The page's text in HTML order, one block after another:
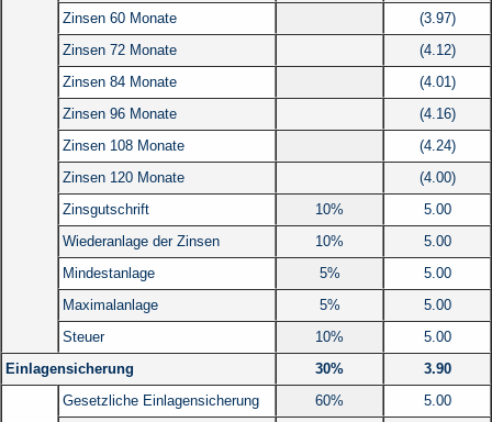
Zinsen 60 Monate
(3.97)
Zinsen 72 Monate
(4.12)
Zinsen 84 Monate
(4.01)
Zinsen 96 Monate
(4.16)
Zinsen 108 Monate
(4.24)
Zinsen 120 Monate
(4.00)
Zinsgutschrift
10%
5.00
Wiederanlage der Zinsen
10%
5.00
Mindestanlage
5%
5.00
Maximalanlage
5%
5.00
Steuer
10%
5.00
Einlagensicherung
30%
3.90
Gesetzliche Einlagensicherung
60%
5.00